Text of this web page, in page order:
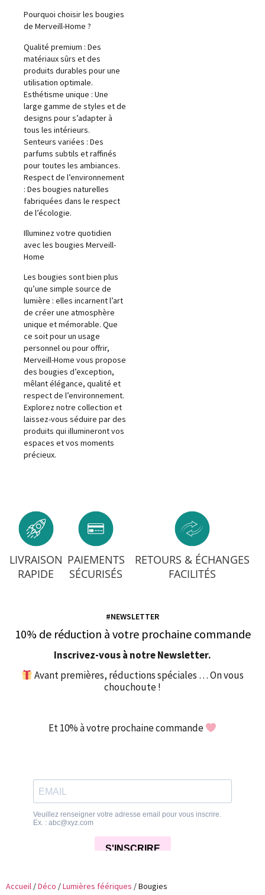
Pourquoi choisir les bougies
de Merveill-Home ?
Qualité premium : Des
matériaux sûrs et des
produits durables pour une
utilisation optimale.
Esthétisme unique : Une
large gamme de styles et de
designs pour s’adapter à
tous les intérieurs.
Senteurs variées : Des
parfums subtils et raffinés
pour toutes les ambiances.
Respect de l’environnement
: Des bougies naturelles
fabriquées dans le respect
de l’écologie.
Illuminez votre quotidien
avec les bougies Merveill-
Home
Les bougies sont bien plus
qu’une simple source de
lumière : elles incarnent l’art
de créer une atmosphère
unique et mémorable. Que
ce soit pour un usage
personnel ou pour offrir,
Merveill-Home vous propose
des bougies d’exception,
mêlant élégance, qualité et
respect de l’environnement.
Explorez notre collection et
laissez-vous séduire par des
produits qui illumineront vos
espaces et vos moments
précieux.
LIVRAISON
RAPIDE
PAIEMENTS
SÉCURISÉS
RETOURS & ÉCHANGES
FACILITÉS
#NEWSLETTER
10% de réduction à votre prochaine commande
Inscrivez-vous à notre Newsletter.
Avant premières, réductions spéciales … On vous
chouchoute !
Et 10% à votre prochaine commande
Accueil /Déco /Lumières féériques / Bougies